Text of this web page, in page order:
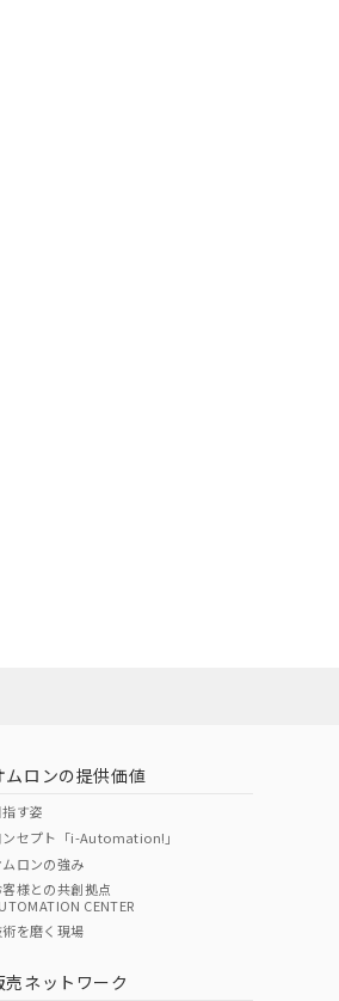
ムロンの提供価値
指す姿
ンセプト「i-Automation!」
ムロンの強み
客様との共創拠点
CENTER
を磨く現場
売ネットワーク